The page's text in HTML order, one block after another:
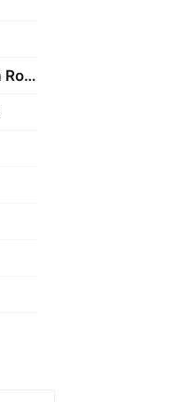
Подтверждение возраста Roblox